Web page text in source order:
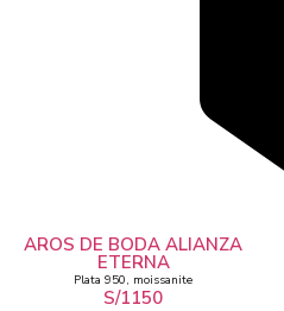
AROS DE BODA ALIANZA
ETERNA
Plata 950, moissanite
S/1150